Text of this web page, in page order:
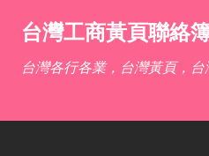
跳到主要
台灣工商黃頁聯絡
台灣各行各業，台灣黃頁，台